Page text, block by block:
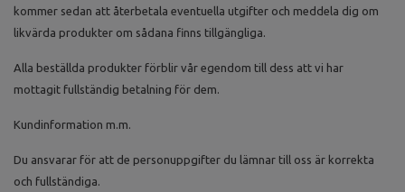
kommer sedan att återbetala eventuella utgifter och meddela dig om
likvärda produkter om sådana finns tillgängliga.
Alla beställda produkter förblir vår egendom till dess att vi har
mottagit fullständig betalning för dem.
Kundinformation m.m.
Du ansvarar för att de personuppgifter du lämnar till oss är korrekta
och fullständiga.